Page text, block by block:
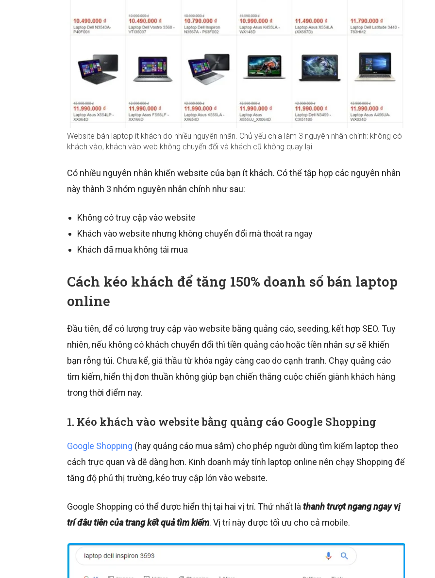
Website bán laptop ít khách do nhiều nguyên nhân. Chủ yếu chia làm 3 nguyên nhân chính: không có
khách vào, khách vào web không chuyển đổi và khách cũ không quay lại
Có nhiều nguyên nhân khiến website của bạn ít khách. Có thể tập hợp các nguyên nhân
này thành 3 nhóm nguyên nhân chính như sau:
Không có truy cập vào website
Khách vào website nhưng không chuyển đổi mà thoát ra ngay
Khách đã mua không tái mua
Cách kéo khách để tăng 150% doanh số bán laptop
online
Đầu tiên, để có lượng truy cập vào website bằng quảng cáo, seeding, kết hợp SEO. Tuy
nhiên, nếu không có khách chuyển đổi thì tiền quảng cáo hoặc tiền nhân sự sẽ khiến
bạn rỗng túi. Chưa kể, giá thầu từ khóa ngày càng cao do cạnh tranh. Chạy quảng cáo
tìm kiếm, hiển thị đơn thuần không giúp bạn chiến thắng cuộc chiến giành khách hàng
trong thời điểm nay.
1. Kéo khách vào website bằng quảng cáo Google Shopping
Google Shopping (hay quảng cáo mua sắm) cho phép người dùng tìm kiếm laptop theo
cách trực quan và dễ dàng hơn. Kinh doanh máy tính laptop online nên chạy Shopping để
tăng độ phủ thị trường, kéo truy cập lớn vào website.
Google Shopping có thể được hiển thị tại hai vị trí. Thứ nhất là thanh trượt ngang ngay vị
trí đâu tiên của trang kết quả tìm kiếm. Vị trí này được tối ưu cho cả mobile.